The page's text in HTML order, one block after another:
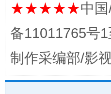
★★★★★中
备11011765号
制作采编部/影